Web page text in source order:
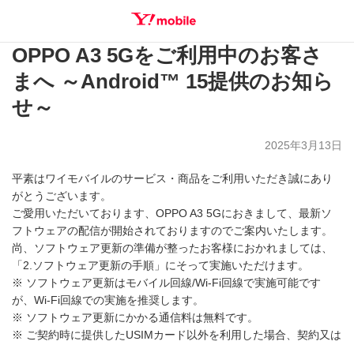
SEARCH
OPPO A3 5Gをご利用中のお客さ
まへ ～Android™ 15提供のお知ら
せ～
2025年3月13日
平素はワイモバイルのサービス・商品をご利用いただき誠にあり
がとうございます。
ご愛用いただいております、OPPO A3 5Gにおきまして、最新ソ
フトウェアの配信が開始されておりますのでご案内いたします。
尚、ソフトウェア更新の準備が整ったお客様におかれましては、
「2.ソフトウェア更新の手順」にそって実施いただけます。
※ ソフトウェア更新はモバイル回線/Wi-Fi回線で実施可能です
が、Wi-Fi回線での実施を推奨します。
※ ソフトウェア更新にかかる通信料は無料です。
※ ご契約時に提供したUSIMカード以外を利用した場合、契約又は